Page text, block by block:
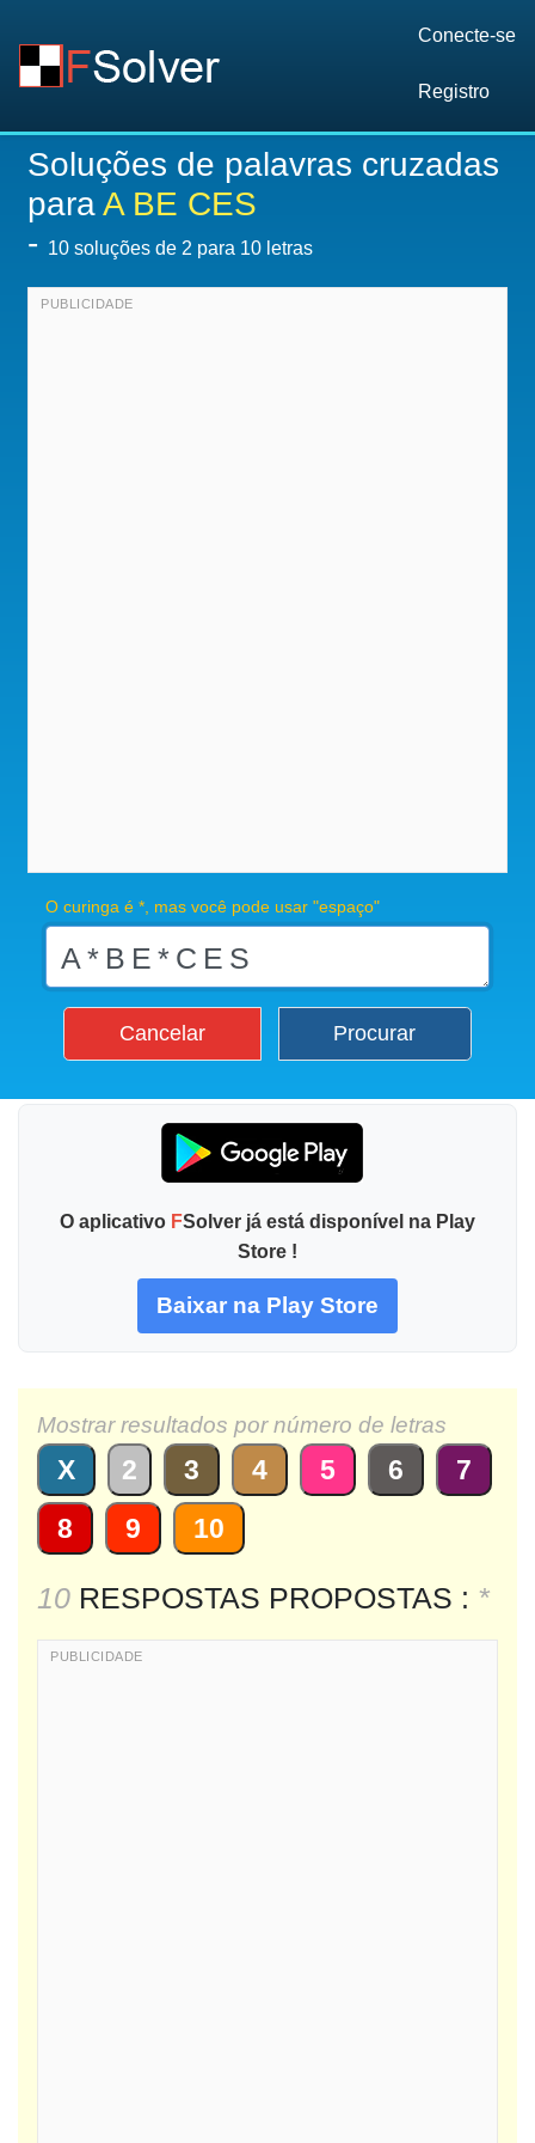
Conecte-se
Registro
Soluções de palavras cruzadas
paraA BE CES
- 10 soluções de 2 para 10 letras
O curinga é *, mas você pode usar "espaço"
Cancelar Procurar
O aplicativo FSolver já está disponível na Play
Store !
Baixar na Play Store
Mostrar resultados por número de letras
X 2 3 4 5 6
7
8
9 10
10 RESPOSTAS PROPOSTAS : *